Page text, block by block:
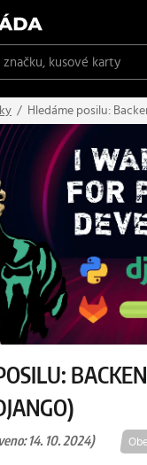
Hledáme posilu:
(Python, Django)
14. 10. 2024)